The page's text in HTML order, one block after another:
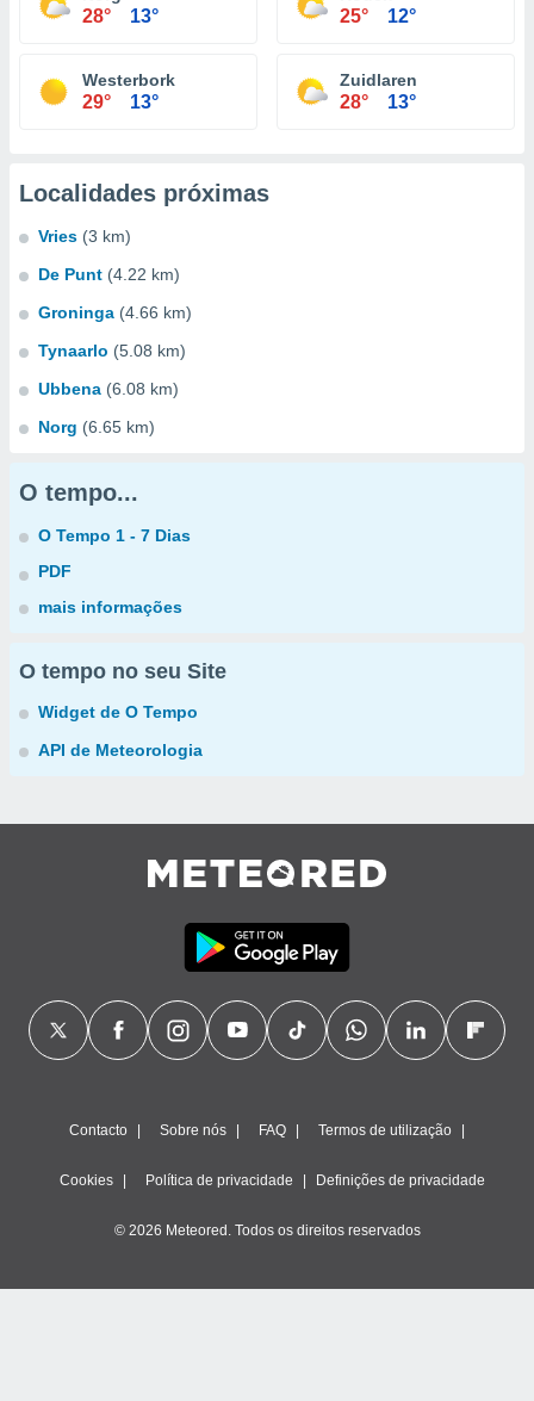
28° 13° 25° 12°
Westerbork
29° 13°
Zuidlaren
28° 13°
Localidades próximas
Vries (3 km)
De Punt (4.22 km)
Groninga (4.66 km)
Tynaarlo (5.08 km)
Ubbena (6.08 km)
Norg (6.65 km)
O tempo...
O Tempo 1 - 7 Dias
PDF
mais informações
O tempo no seu Site
Widget de O Tempo
API de Meteorologia
Contacto Sobre nós FAQ Termos de utilização
Cookies Política de privacidade Definições de privacidade
© 2026 Meteored. Todos os direitos reservados